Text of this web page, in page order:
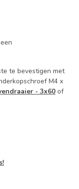
te bevestigen met
M4 x
- 3x60 of